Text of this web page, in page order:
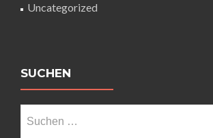
Uncategorized
SUCHEN